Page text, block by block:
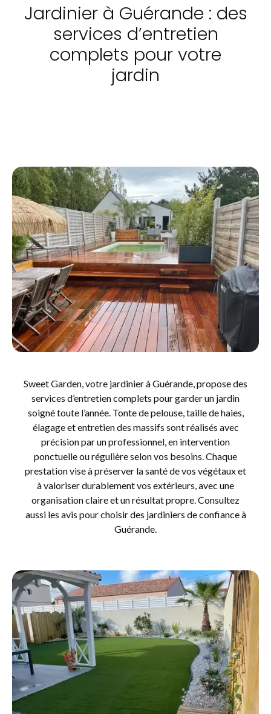
Jardinier à Guérande : des
services d’entretien
complets pour votre
jardin
Sweet Garden, votre jardinier à Guérande, propose des
services d’entretien complets pour garder un jardin
soigné toute l’année. Tonte de pelouse, taille de haies,
élagage et entretien des massifs sont réalisés avec
précision par un professionnel, en intervention
ponctuelle ou régulière selon vos besoins. Chaque
prestation vise à préserver la santé de vos végétaux et
à valoriser durablement vos extérieurs, avec une
organisation claire et un résultat propre. Consultez
aussi les avis pour choisir des jardiniers de confiance à
Guérande.